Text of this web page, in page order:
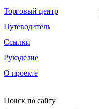
Торговый центр
Путеводитель
Ссылки
Рукоделие
О проекте
Поиск по сайту